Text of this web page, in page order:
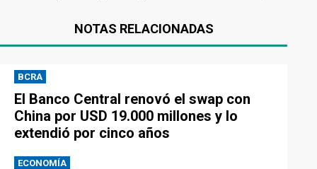
NOTAS RELACIONADAS
BCRA
El Banco Central renovó el swap con
China por USD 19.000 millones y lo
extendió por cinco años
ECONOMÍA